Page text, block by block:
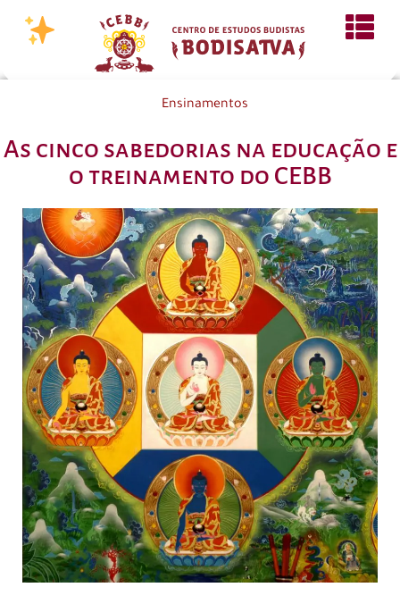
Ensinamentos
As cinco sabedorias na educação e
o treinamento do CEBB